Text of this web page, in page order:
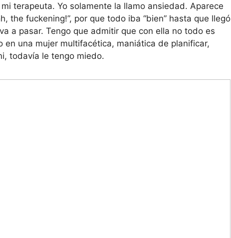
terapeuta. Yo solamente la llamo ansiedad. Aparece
the fuckening!”, por que todo iba “bien” hasta que llegó
a pasar. Tengo que admitir que con ella no todo es
una mujer multifacética, maniática de planificar,
todavía le tengo miedo.